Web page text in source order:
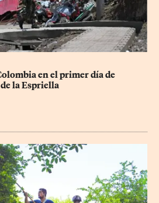
en el primer día de
la Espriella